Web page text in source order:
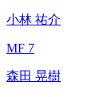
小林 祐介
MF 7
森田 晃樹